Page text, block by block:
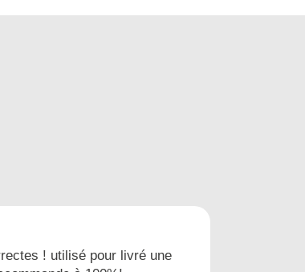
! utilisé pour livré une